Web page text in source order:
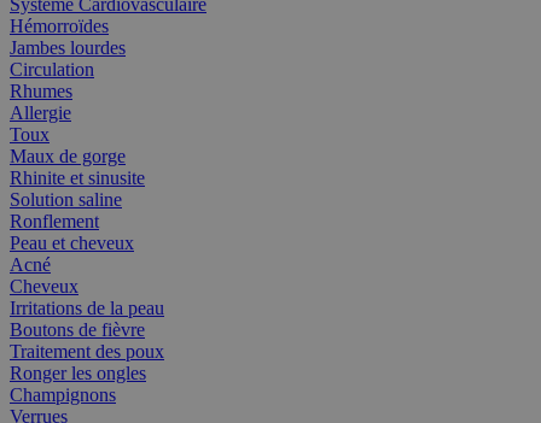
Système Cardiovasculaire
Hémorroïdes
Jambes lourdes
Circulation
Rhumes
Allergie
Toux
Maux de gorge
Rhinite et sinusite
Solution saline
Ronflement
Peau et cheveux
Acné
Cheveux
Irritations de la peau
Boutons de fièvre
Traitement des poux
Ronger les ongles
Champignons
Verrues